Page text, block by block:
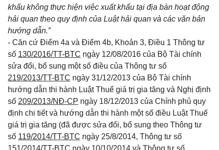
khẩu không thực hiện việc xuất khẩu tại địa bàn hoạt động
hải quan theo quy định của Luật hải quan và các văn bản
hướng dẫn.”
- Căn cứ Điểm 4a và Điểm 4b, Khoản 3, Điều 1 Thông tư
số 130/2016/TT-BTC ngày 12/08/2016 của Bộ Tài chính
sửa đổi, bổ sung một số điều của Thông tư số
219/2013/TT-BTC ngày 31/12/2013 của Bộ Tài chính
hướng dẫn thi hành Luật Thuế giá trị gia tăng và Nghị định
số 209/2013/NĐ-CP ngày 18/12/2013 của Chính phủ quy
định chi tiết và hướng dẫn thi hành một số điều Luật Thuế
giá trị gia tăng (đã được sửa đổi, bổ sung theo Thông tư
số 119/2014/TT-BTC ngày 25/8/2014, Thông tư số
151/2014/TT-BTC ngày 10/10/2014 và Thông tư số